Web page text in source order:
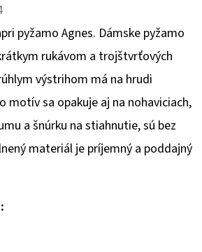
pyžamo Agnes. Dámske pyžamo
rukávom a trojštvrťových
výstrihom má na hrudi
motív sa opakuje aj na nohaviciach,
a šnúrku na stiahnutie, sú bez
materiál je príjemný a poddajný